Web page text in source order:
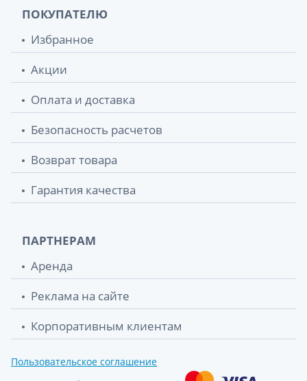
ПОКУПАТЕЛЮ
Избранное
Акции
Оплата и доставка
Безопасность расчетов
Возврат товара
Гарантия качества
ПАРТНЕРАМ
Аренда
Реклама на сайте
Корпоративным клиентам
Пользовательское соглашение